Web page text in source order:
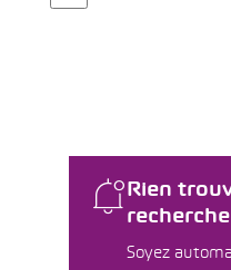
Rien
Soyez